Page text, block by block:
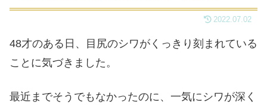
2022.07.02
48才のある日、目尻のシワがくっきり刻まれている
ことに気づきました。
最近までそうでもなかったのに、一気にシワが深く